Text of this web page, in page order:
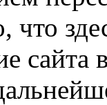
что
сайта